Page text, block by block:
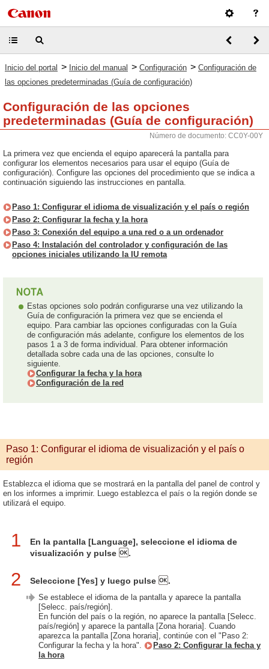
Inicio del portal > Inicio del manual > Configuración > Configuración de
las opciones predeterminadas (Guía de configuración)
Configuración de las opciones
predeterminadas (Guía de configuración)
Número de documento: CC0Y-00Y
La primera vez que encienda el equipo aparecerá la pantalla para
configurar los elementos necesarios para usar el equipo (Guía de
configuración). Configure las opciones del procedimiento que se indica a
continuación siguiendo las instrucciones en pantalla.
Paso 1: Configurar el idioma de visualización y el país o región
Paso 2: Configurar la fecha y la hora
Paso 3: Conexión del equipo a una red o a un ordenador
Paso 4: Instalación del controlador y configuración de las
opciones iniciales utilizando la IU remota
Estas opciones solo podrán configurarse una vez utilizando la
Guía de configuración la primera vez que se encienda el
equipo. Para cambiar las opciones configuradas con la Guía
de configuración más adelante, configure los elementos de los
pasos 1 a 3 de forma individual. Para obtener información
detallada sobre cada una de las opciones, consulte lo
siguiente.
Configurar la fecha y la hora
Configuración de la red
Paso 1: Configurar el idioma de visualización y el país o
región
Establezca el idioma que se mostrará en la pantalla del panel de control y
en los informes a imprimir. Luego establezca el país o la región donde se
utilizará el equipo.
1
En la pantalla [Language], seleccione el idioma de
visualización y pulse
.
2 Seleccione [Yes] y luego pulse .
Se establece el idioma de la pantalla y aparece la pantalla
[Selecc. país/región].
En función del país o la región, no aparece la pantalla [Selecc.
país/región] y aparece la pantalla [Zona horaria]. Cuando
aparezca la pantalla [Zona horaria], continúe con el "Paso 2:
Configurar la fecha y la hora".
Paso 2: Configurar la fecha y
la hora